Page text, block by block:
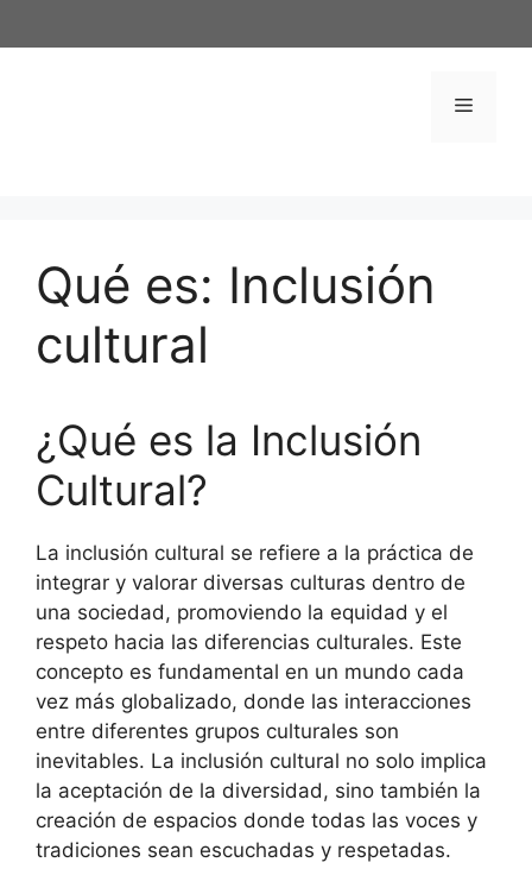
al
Menú
Qué es: Inclusión
cultural
¿Qué es la Inclusión
Cultural?
La inclusión cultural se refiere a la práctica de
integrar y valorar diversas culturas dentro de
una sociedad, promoviendo la equidad y el
respeto hacia las diferencias culturales. Este
concepto es fundamental en un mundo cada
vez más globalizado, donde las interacciones
entre diferentes grupos culturales son
inevitables. La inclusión cultural no solo implica
la aceptación de la diversidad, sino también la
creación de espacios donde todas las voces y
tradiciones sean escuchadas y respetadas.